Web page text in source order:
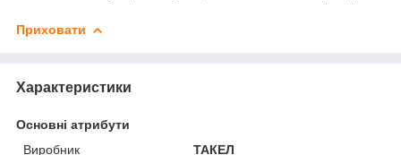
Приховати
Характеристики
Основні атрибути
Виробник
ТАКЕЛ